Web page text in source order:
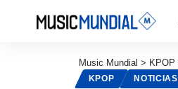
Music Mundial > KPOP
KPOP NOTICIAS